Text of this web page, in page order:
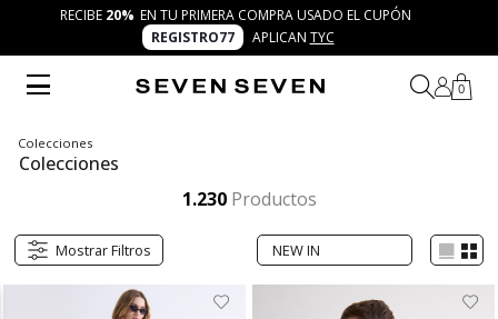
RECIBE 20% EN TU PRIMERA COMPRA USADO EL CUPÓN
REGISTRO77
APLICAN TYC
0
Colecciones
Colecciones
1.230Productos
Mostrar Filtros